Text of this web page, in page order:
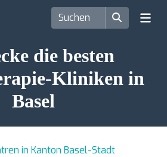
die besten
Kliniken in
Basel
in Kanton Basel-Stadt